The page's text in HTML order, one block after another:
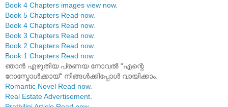
Book 4 Chapters images view now.
Book 5 Chapters Read now.
Book 4 Chapters Read now.
Book 3 Chapters Read now.
Book 2 Chapters Read now.
Book 1 Chapters Read now.
ഞാൻ എഴുതിയ പ്രണയ നോവൽ "എന്റെ
റോസ്മോൾക്കായ്" നിങ്ങൾക്കിപ്പോൾ വായിക്കാം.
Romantic Novel Read now.
Real Estate Advertisement